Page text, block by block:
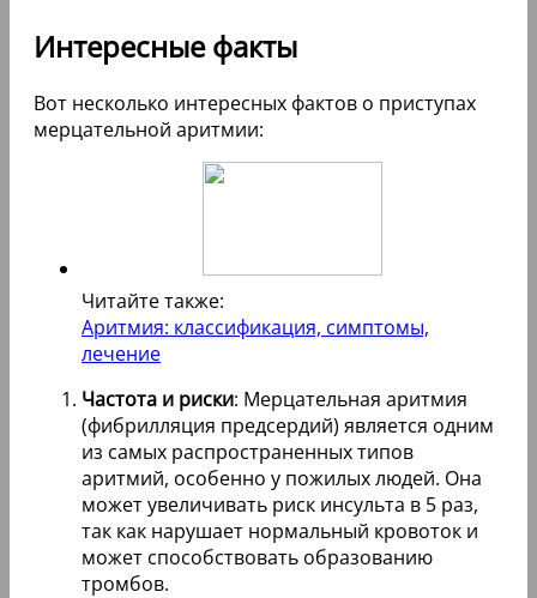
Интересные факты
Вот несколько интересных фактов о приступах
мерцательной аритмии:
Читайте также:
Аритмия: классификация, симптомы,
лечение
Частота и риски: Мерцательная аритмия
(фибрилляция предсердий) является одним
из самых распространенных типов
аритмий, особенно у пожилых людей. Она
может увеличивать риск инсульта в 5 раз,
так как нарушает нормальный кровоток и
может способствовать образованию
тромбов.